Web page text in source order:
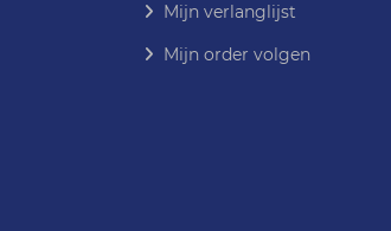
Mijn verlanglijst
Mijn order volgen